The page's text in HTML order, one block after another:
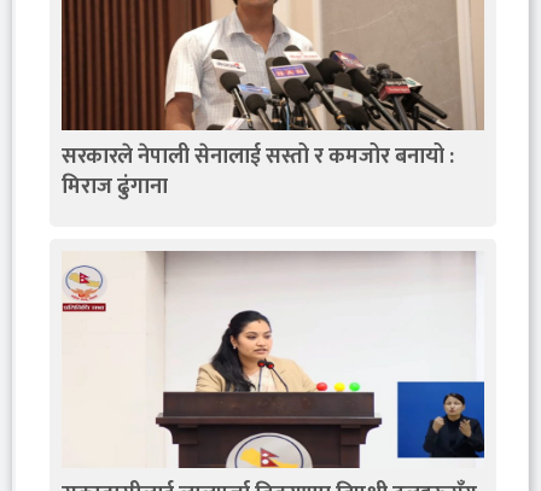
सरकारले नेपाली सेनालाई सस्तो र कमजोर बनायो :
मिराज ढुंगाना